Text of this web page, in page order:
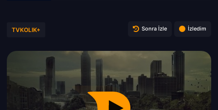
TVKOLIK+ Sonra İzle İzledim